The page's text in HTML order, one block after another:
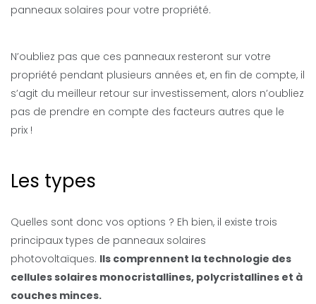
panneaux solaires pour votre propriété.
N’oubliez pas que ces panneaux resteront sur votre
propriété pendant plusieurs années et, en fin de compte, il
s’agit du meilleur retour sur investissement, alors n’oubliez
pas de prendre en compte des facteurs autres que le
prix !
Les types
Quelles sont donc vos options ? Eh bien, il existe trois
principaux types de panneaux solaires
photovoltaïques. Ils comprennent la technologie des
cellules solaires monocristallines, polycristallines et à
couches minces.